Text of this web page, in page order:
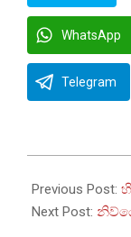
WhatsApp
Telegram
09-
11
Previous Post:
Next Post: